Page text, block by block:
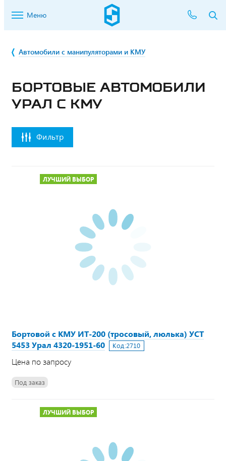
Меню
Автомобили с манипуляторами и КМУ
БОРТОВЫЕ АВТОМОБИЛИ
УРАЛ С КМУ
Фильтр
ЛУЧШИЙ ВЫБОР
Бортовой с КМУ ИТ-200 (тросовый, люлька) УСТ
5453 Урал 4320-1951-60
Код:2710
Цена по запросу
Под заказ
ЛУЧШИЙ ВЫБОР